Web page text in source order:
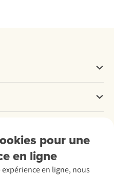
pour une
en ligne
en ligne, nous